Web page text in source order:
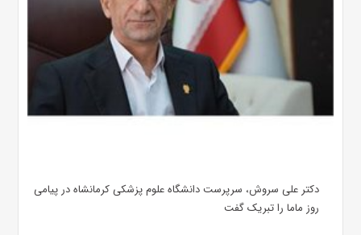
دکتر علی سروش، سرپرست دانشگاه علوم پزشکی کرمانشاه در پیامی
روز ماما را تبریک گفت